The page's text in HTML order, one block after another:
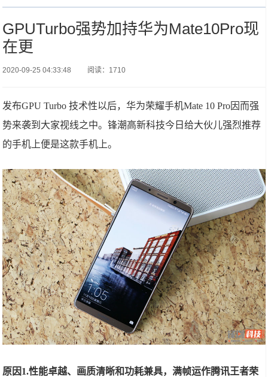
GPUTurbo强势加持华为Mate10Pro现
在更
2020-09-25 04:33:48 阅读：1710
发布GPU Turbo 技术性以后，华为荣耀手机Mate 10 Pro因而强
势来袭到大家视线之中。锋潮高新科技今日给大伙儿强烈推荐
的手机上便是这款手机上。
原因1.性能卓越、画质清晰和功耗兼具，满帧运作腾讯王者荣